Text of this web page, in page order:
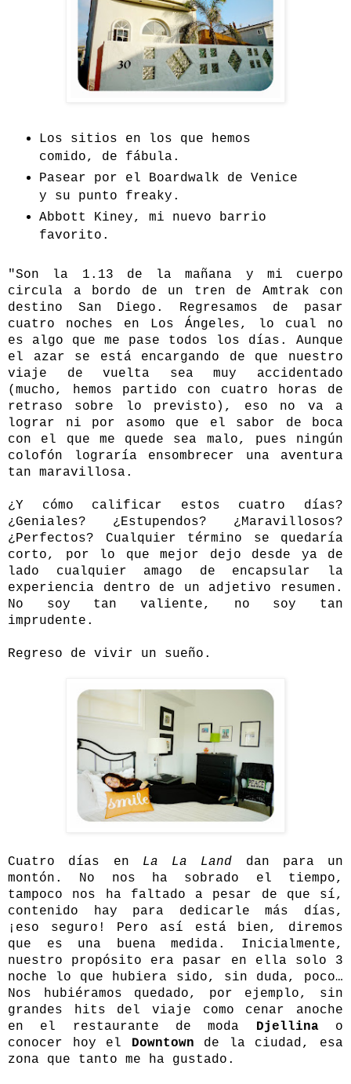
Los sitios en los que hemos
comido, de fábula.
Pasear por el Boardwalk de Venice
y su punto freaky.
Abbott Kiney, mi nuevo barrio
favorito.
"Son la 1.13 de la mañana y mi cuerpo
circula a bordo de un tren de Amtrak con
destino San Diego. Regresamos de pasar
cuatro noches en Los Ángeles, lo cual no
es algo que me pase todos los días. Aunque
el azar se está encargando de que nuestro
viaje de vuelta sea muy accidentado
(mucho, hemos partido con cuatro horas de
retraso sobre lo previsto), eso no va a
lograr ni por asomo que el sabor de boca
con el que me quede sea malo, pues ningún
colofón lograría ensombrecer una aventura
tan maravillosa.
¿Y cómo calificar estos cuatro días?
¿Geniales? ¿Estupendos? ¿Maravillosos?
¿Perfectos? Cualquier término se quedaría
corto, por lo que mejor dejo desde ya de
lado cualquier amago de encapsular la
experiencia dentro de un adjetivo resumen.
No soy tan valiente, no soy tan
imprudente.
Regreso de vivir un sueño.
Cuatro días en La La Land dan para un
montón. No nos ha sobrado el tiempo,
tampoco nos ha faltado a pesar de que sí,
contenido hay para dedicarle más días,
¡eso seguro! Pero así está bien, diremos
que es una buena medida. Inicialmente,
nuestro propósito era pasar en ella solo 3
noche lo que hubiera sido, sin duda, poco…
Nos hubiéramos quedado, por ejemplo, sin
grandes hits del viaje como cenar anoche
en el restaurante de moda Djellinao
conocer hoy el Downtown de la ciudad, esa
zona que tanto me ha gustado.